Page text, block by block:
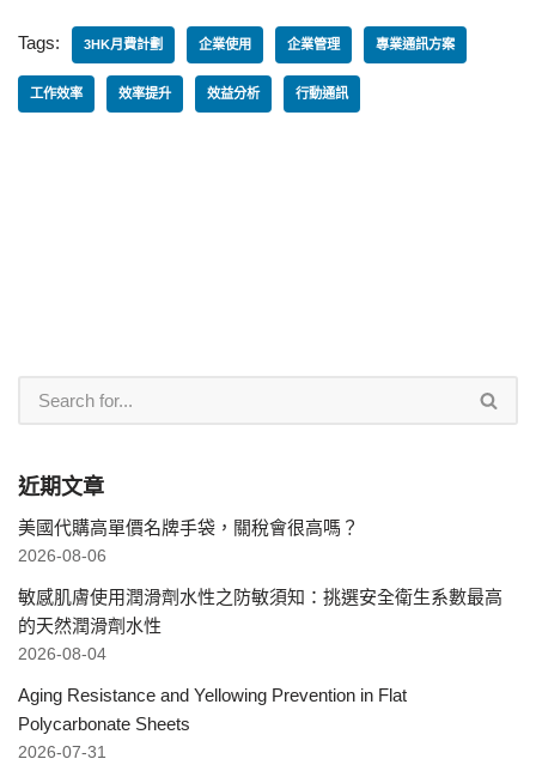
Tags: 3HK月費計劃 企業使用 企業管理 專業通訊方案
工作效率 效率提升 效益分析 行動通訊
近期文章
美國代購高單價名牌手袋，關稅會很高嗎？
2026-08-06
敏感肌膚使用潤滑劑水性之防敏須知：挑選安全衛生系數最高
的天然潤滑劑水性
2026-08-04
Aging Resistance and Yellowing Prevention in Flat
Polycarbonate Sheets
2026-07-31